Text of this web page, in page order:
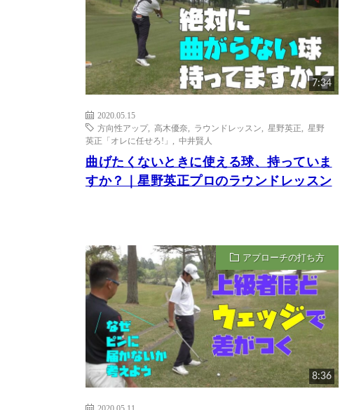
7:34
2020.05.15
方向性アップ, 高木優奈 ラウンドレッスン 星野英正
星野
英正「オレに任せろ!」
中井賢人
曲げたくないときに使える球、持っていま
すか？｜星野英正プロのラウンドレッスン
アプローチの打ち方
8:36
2020.05.11